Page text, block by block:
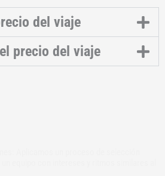
del viaje
precio del viaje